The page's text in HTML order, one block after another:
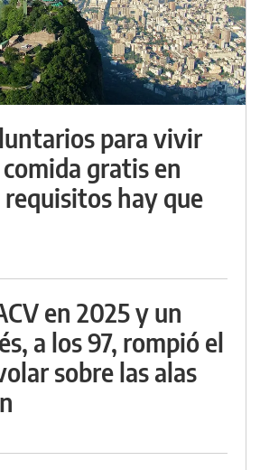
para vivir
gratis en
requisitos hay que
en 2025 y un
a los 97, rompió el
sobre las alas